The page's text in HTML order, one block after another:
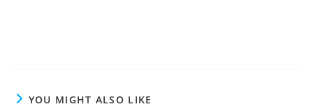
YOU MIGHT ALSO LIKE